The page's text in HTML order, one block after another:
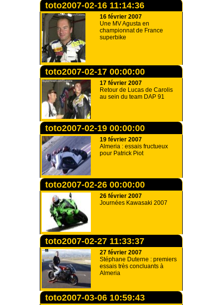
toto2007-02-16 11:14:36
16 février 2007
Une MV Agusta en
championnat de France
superbike
toto2007-02-17 00:00:00
17 février 2007
Retour de Lucas de Carolis
au sein du team DAP 91
toto2007-02-19 00:00:00
19 février 2007
Almeria : essais fructueux
pour Patrick Piot
toto2007-02-26 00:00:00
26 février 2007
Journées Kawasaki 2007
toto2007-02-27 11:33:37
27 février 2007
Stéphane Duterne : premiers
essais très concluants à
Almeria
toto2007-03-06 10:59:43